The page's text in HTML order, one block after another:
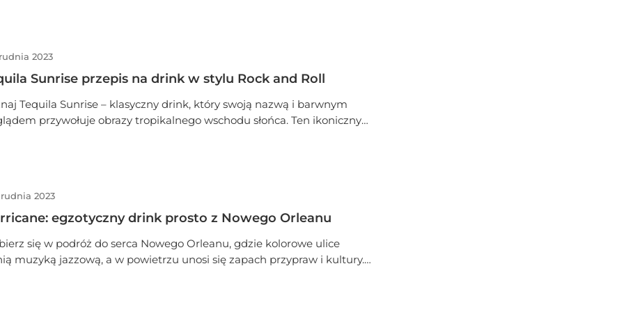
2023
Sunrise przepis na drink w stylu Rock and Roll
Tequila Sunrise – klasyczny drink, który swoją nazwą i barwnym
przywołuje obrazy tropikalnego wschodu słońca. Ten ikoniczny
go idealnym wyborem na każdą imprezę lub spotkanie
2023
egzotyczny drink prosto z Nowego Orleanu
się w podróż do serca Nowego Orleanu, gdzie kolorowe ulice
muzyką jazzową, a w powietrzu unosi się zapach przypraw i kultury.